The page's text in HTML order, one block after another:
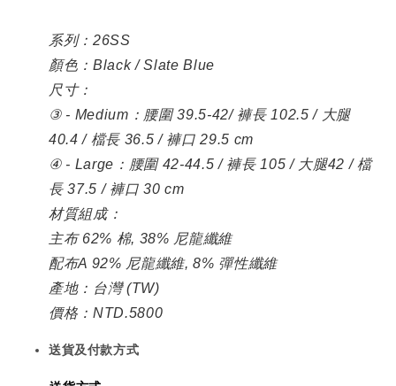
系列：26SS
顏色：Black / Slate Blue
尺寸：
③ - Medium：腰圍 39.5-42/ 褲長 102.5 / 大腿
40.4 / 檔長 36.5 / 褲口 29.5 cm
④ - Large：腰圍 42-44.5 / 褲長 105 / 大腿42 / 檔
長 37.5 / 褲口 30 cm
材質組成：
主布 62% 棉, 38% 尼龍纖維
配布A 92% 尼龍纖維, 8% 彈性纖維
產地：台灣 (TW)
價格：NTD.5800
送貨及付款方式